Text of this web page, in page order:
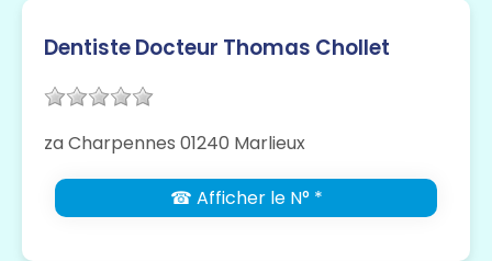
Dentiste Docteur Thomas Chollet
za Charpennes 01240 Marlieux
☎ Afficher le N° *